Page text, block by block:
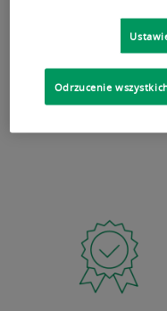
Download
Odrzucenie